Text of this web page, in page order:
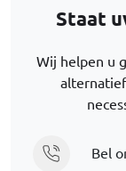
Staat
Wij helpen u
Bel